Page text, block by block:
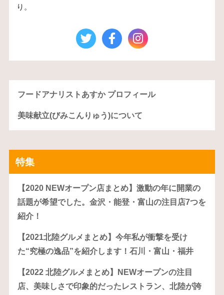
り。
フードアナリストあすか プロフィール
美味献立(びみこんりゅう)について
特集
【2020 NEWオープン店まとめ】激動の年に開業の
話題が希望でした。金沢・能登・富山の注目店7つを
紹介！
【2021北陸グルメまとめ】今年私が衝撃を受け
た“究極の逸品”を紹介します！石川・富山・福井
【2022 北陸グルメまとめ】NEWオープンの注目
店、美味しさで印象的だったレストラン、北陸が誇